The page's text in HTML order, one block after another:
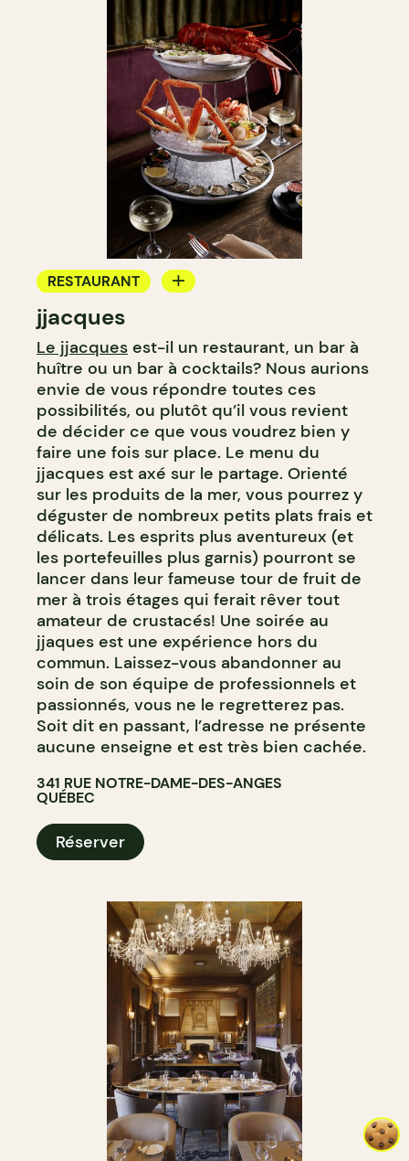
RESTAURANT
BAR
BAR À VIN
jjacques
Le jjacques est-il un restaurant, un bar à
huître ou un bar à cocktails? Nous aurions
envie de vous répondre toutes ces
possibilités, ou plutôt qu’il vous revient
de décider ce que vous voudrez bien y
faire une fois sur place. Le menu du
jjacques est axé sur le partage. Orienté
sur les produits de la mer, vous pourrez y
déguster de nombreux petits plats frais et
délicats. Les esprits plus aventureux (et
les portefeuilles plus garnis) pourront se
lancer dans leur fameuse tour de fruit de
mer à trois étages qui ferait rêver tout
amateur de crustacés! Une soirée au
jjaques est une expérience hors du
commun. Laissez-vous abandonner au
soin de son équipe de professionnels et
passionnés, vous ne le regretterez pas.
Soit dit en passant, l’adresse ne présente
aucune enseigne et est très bien cachée.
341 RUE NOTRE-DAME-DES-ANGES
QUÉBEC
Réserver